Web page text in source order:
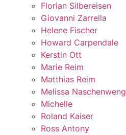
Florian Silbereisen
Giovanni Zarrella
Helene Fischer
Howard Carpendale
Kerstin Ott
Marie Reim
Matthias Reim
Melissa Naschenweng
Michelle
Roland Kaiser
Ross Antony